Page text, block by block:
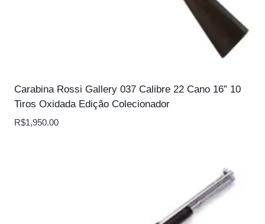
Carabina Rossi Gallery 037 Calibre 22 Cano 16” 10
Tiros Oxidada Edição Colecionador
R$1,950.00